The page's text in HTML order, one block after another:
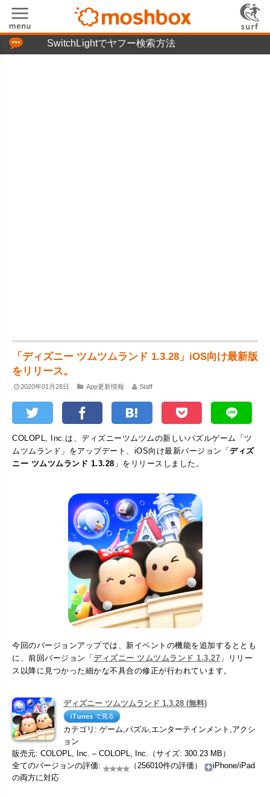
SwitchLightでヤフー検索方法
「ディズニー ツムツムランド 1.3.28」iOS向け最新版
をリリース。
2020年01月28日 App更新情報 Staff
COLOPL, Inc.は、ディズニーツムツムの新しいパズルゲーム「ツ
ムツムランド」をアップデート、iOS向け最新バージョン「ディズ
ニー ツムツムランド 1.3.28 」をリリースしました。
今回のバージョンアップでは、新イベントの機能を追加するととも
に、前回バージョン「ディズニー ツムツムランド 1.3.27 」リリー
ス以降に見つかった細かな不具合の修正が行われています。
ディズニー ツムツムランド 1.3.28 (無料)
カテゴリ: ゲーム,パズル,エンターテインメント,アクシ
ョン
販売元: COLOPL, Inc. – COLOPL, Inc.（サイズ: 300.23 MB）
全てのバージョンの評価:
（256010件の評価）
iPhone/iPad
の両方に対応
「つぶやき」の使い方